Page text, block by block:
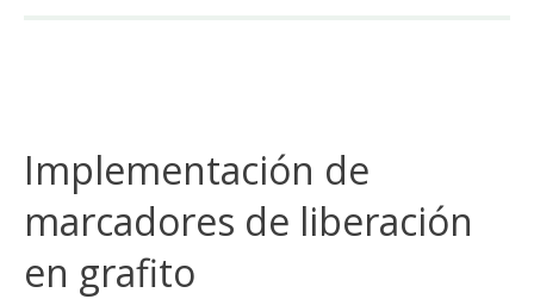
Implementación de
marcadores de liberación
en grafito